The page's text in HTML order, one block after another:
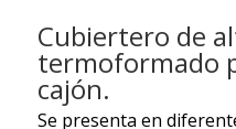
Cubiertero de
termoformado
cajón.
Se presenta en